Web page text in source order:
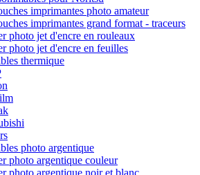
imprimantes photo amateur
imprimantes grand format - traceurs
photo jet d'encre en rouleaux
photo jet d'encre en feuilles
thermique
photo argentique
photo argentique couleur
photo argentique noir et blanc